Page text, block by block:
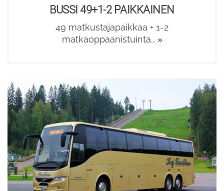
BUSSI 49+1-2 PAIKKAINEN
49 matkustajapaikkaa + 1-2
matkaoppaanistuinta… »